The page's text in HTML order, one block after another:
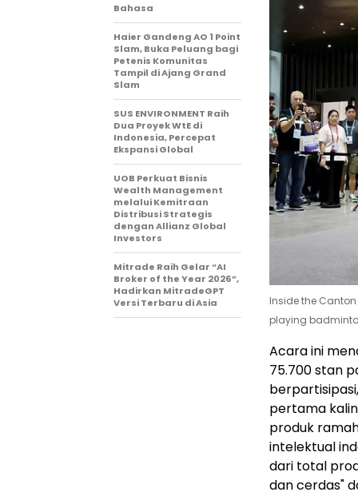
Inside the Canton
playing
Acara ini
75.700 stan
pertama
produk
intelektual
dari total
dan cerdas"
Bahasa
Haier Gandeng AO 1 Point
Slam, Buka Peluang bagi
Petenis Komunitas
Tampil di Ajang Grand
Slam
SUS ENVIRONMENT Raih
Dua Proyek WtE di
Indonesia, Percepat
Ekspansi Global
UOB Perkuat Bisnis
Wealth Management
melalui Kemitraan
Distribusi Strategis
dengan Allianz Global
Investors
Mitrade Raih Gelar “AI
Broker of the Year 2026”,
Hadirkan MitradeGPT
Versi Terbaru di Asia